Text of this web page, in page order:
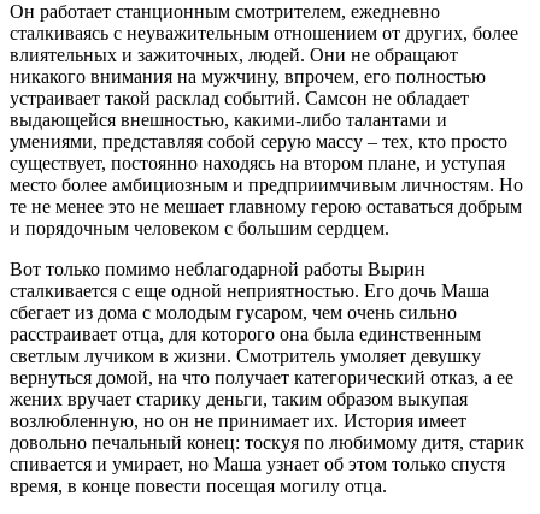
Он работает станционным смотрителем, ежедневно
сталкиваясь с неуважительным отношением от других, более
влиятельных и зажиточных, людей. Они не обращают
никакого внимания на мужчину, впрочем, его полностью
устраивает такой расклад событий. Самсон не обладает
выдающейся внешностью, какими-либо талантами и
умениями, представляя собой серую массу – тех, кто просто
существует, постоянно находясь на втором плане, и уступая
место более амбициозным и предприимчивым личностям. Но
те не менее это не мешает главному герою оставаться добрым
и порядочным человеком с большим сердцем.
Вот только помимо неблагодарной работы Вырин
сталкивается с еще одной неприятностью. Его дочь Маша
сбегает из дома с молодым гусаром, чем очень сильно
расстраивает отца, для которого она была единственным
светлым лучиком в жизни. Смотритель умоляет девушку
вернуться домой, на что получает категорический отказ, а ее
жених вручает старику деньги, таким образом выкупая
возлюбленную, но он не принимает их. История имеет
довольно печальный конец: тоскуя по любимому дитя, старик
спивается и умирает, но Маша узнает об этом только спустя
время, в конце повести посещая могилу отца.